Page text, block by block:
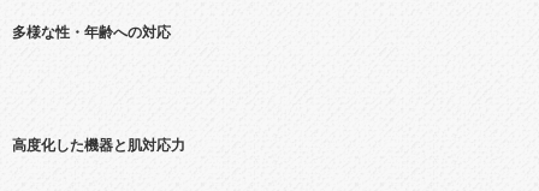
多様な性・年齢への対応
高度化した機器と肌対応力